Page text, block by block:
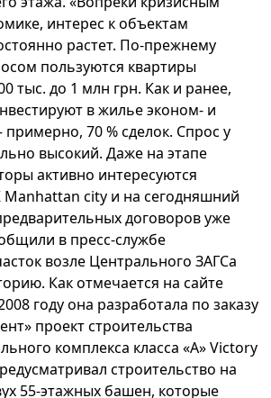
интерес к объектам
растет. По-прежнему
пользуются квартиры
тыс. до 1 млн грн. Как и ранее,
в жилье эконом- и
примерно, 70 % сделок. Спрос у
высокий. Даже на этапе
активно интересуются
city и на сегодняшний
договоров уже
в пресс-службе
возле Центрального ЗАГСа
Как отмечается на сайте
году она разработала по заказу
проект строительства
комплекса класса «А» Victory
строительство на
55-этажных башен, которые